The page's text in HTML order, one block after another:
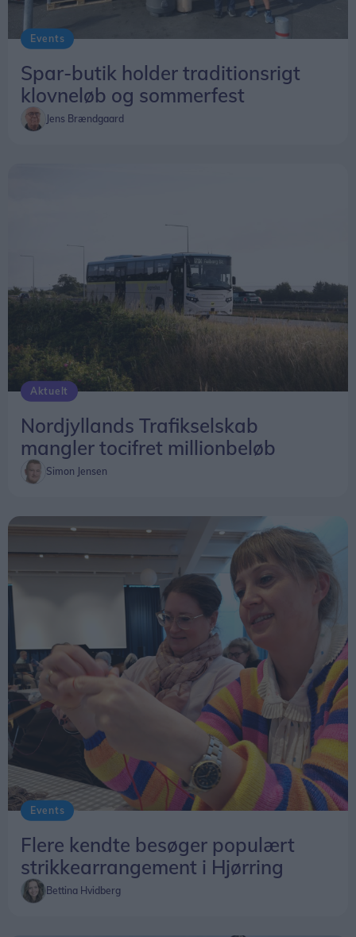
Events
Spar-butik holder traditionsrigt
klovneløb og sommerfest
Jens Brændgaard
Aktuelt
Nordjyllands Trafikselskab
mangler tocifret millionbeløb
Simon Jensen
Events
Flere kendte besøger populært
strikkearrangement i Hjørring
Bettina Hvidberg